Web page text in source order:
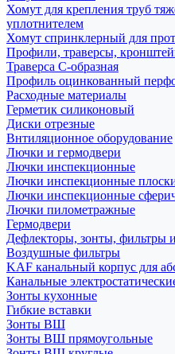
Хомут для крепления труб
уплотнителем
Хомут спринклерный для
Профили, траверсы,
Траверса С-образная
Профиль оцинкованный
Расходные материалы
Герметик силиконовый
Диски отрезные
Внтиляционное оборудование
Лючки и гермодвери
Лючки инспекционные
Лючки инспекционные
Лючки инспекционные
Лючки пилометражные
Гермодвери
Дефлекторы, зонты, фильтры
Воздушные фильтры
KAF канальный корпус для
Канальные
Зонты кухонные
Гибкие вставки
Зонты ВШ
Зонты ВШ прямоугольные